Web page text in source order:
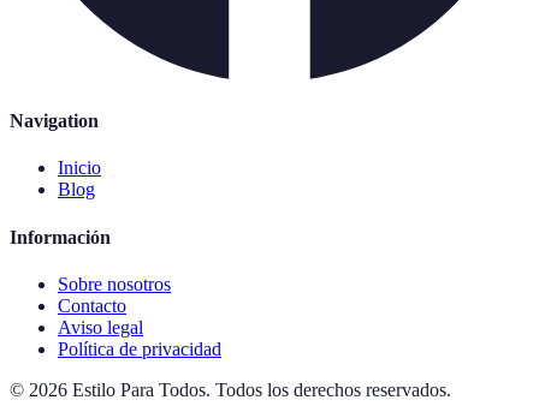
Navigation
Inicio
Blog
Información
Sobre nosotros
Contacto
Aviso legal
Política de privacidad
© 2026 Estilo Para Todos. Todos los derechos reservados.